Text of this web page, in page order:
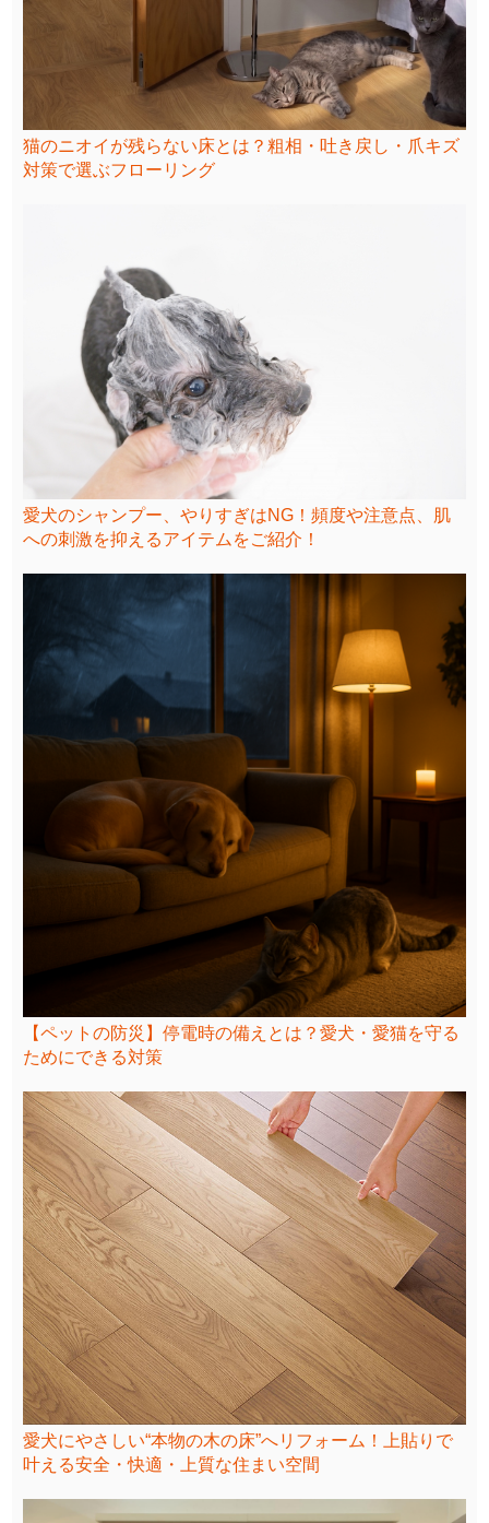
猫のニオイが残らない床とは？粗相・吐き戻し・爪キズ
対策で選ぶフローリング
愛犬のシャンプー、やりすぎはNG！頻度や注意点、肌
への刺激を抑えるアイテムをご紹介！
【ペットの防災】停電時の備えとは？愛犬・愛猫を守る
ためにできる対策
愛犬にやさしい“本物の木の床”へリフォーム！上貼りで
叶える安全・快適・上質な住まい空間